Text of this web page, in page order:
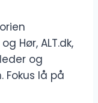
Hør, ALT.dk,
og
Fokus lå på